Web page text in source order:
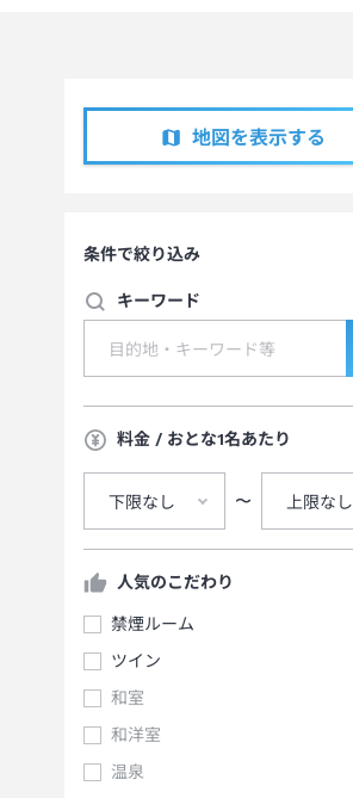
地図を表示する
条件で絞り込み
キーワード
料金 / おとな1名あたり
下限なし 〜 上限なし
人気のこだわり
禁煙ルーム
ツイン
和室
和洋室
温泉